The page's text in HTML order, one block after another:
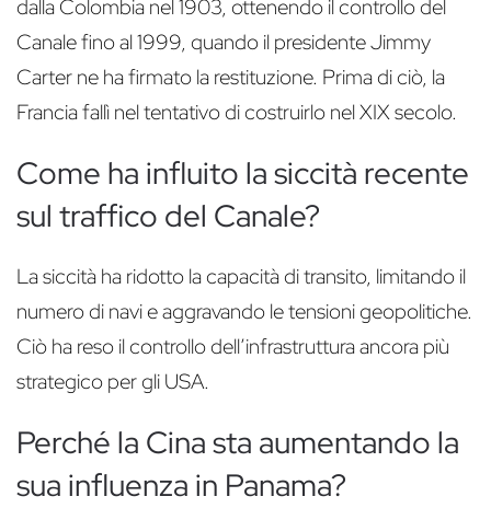
dalla Colombia nel 1903, ottenendo il controllo del
Canale fino al 1999, quando il presidente Jimmy
Carter ne ha firmato la restituzione. Prima di ciò, la
Francia fallì nel tentativo di costruirlo nel XIX secolo.
Come ha influito la siccità recente
sul traffico del Canale?
La siccità ha ridotto la capacità di transito, limitando il
numero di navi e aggravando le tensioni geopolitiche.
Ciò ha reso il controllo dell’infrastruttura ancora più
strategico per gli USA.
Perché la Cina sta aumentando la
sua influenza in Panama?